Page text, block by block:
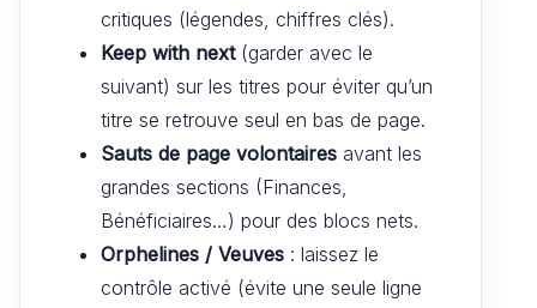
critiques (légendes, chiffres clés).
Keep with next(garder avec le
suivant) sur les titres pour éviter qu’un
titre se retrouve seul en bas de page.
Sauts de page volontaires avant les
grandes sections (Finances,
Bénéficiaires…) pour des blocs nets.
Orphelines / Veuves : laissez le
contrôle activé (évite une seule ligne